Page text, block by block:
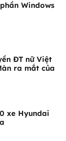
Windows
ĐT nữ Việt
ra mắt của
xe Hyundai